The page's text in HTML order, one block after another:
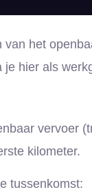
het
hier als
vervoer
kilometer.
tussenkomst: